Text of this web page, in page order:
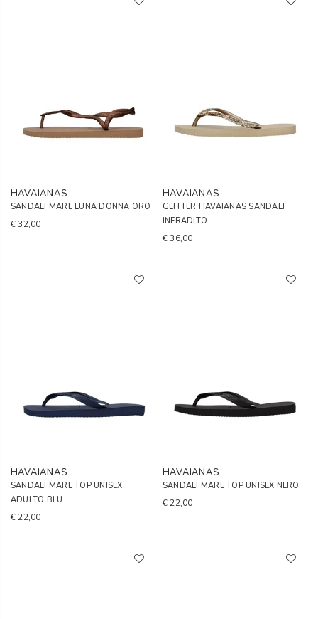
HAVAIANAS
SANDALI MARE LUNA DONNA ORO
€ 32,00
HAVAIANAS
GLITTER HAVAIANAS SANDALI
INFRADITO
€ 36,00
HAVAIANAS
SANDALI MARE TOP UNISEX
ADULTO BLU
€ 22,00
HAVAIANAS
SANDALI MARE TOP UNISEX NERO
€ 22,00